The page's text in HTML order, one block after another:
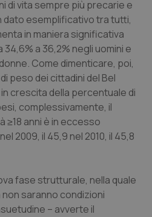
di vita sempre più precarie e
dato esemplificativo tra tutti,
in maniera significativa
a 36,2% negli uomini e
Come dimenticare, poi,
peso dei cittadini del Bel
crescita della percentuale di
complessivamente, il
≥18 anni è in eccesso
2009, il 45,9 nel 2010, il 45,8
fase strutturale, nella quale
saranno condizioni
– avverte il